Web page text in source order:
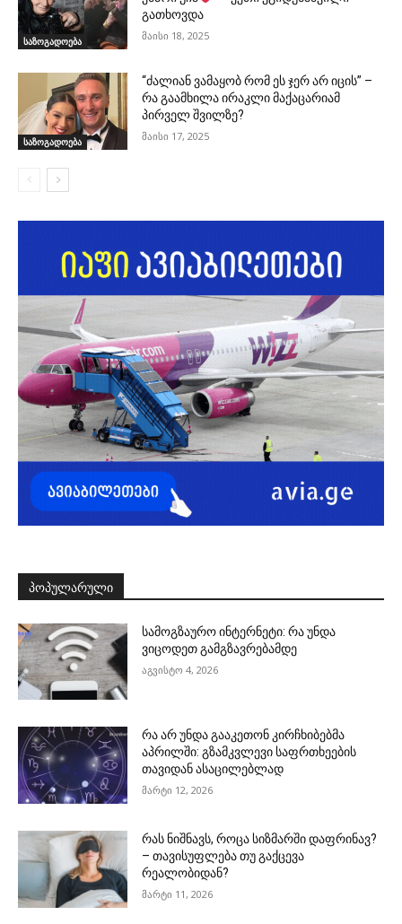
საზოგადოება
გათხოვდა
მაისი 18, 2025
საზოგადოება
“ძალიან ვამაყობ რომ ეს ჯერ არ იცის” –
რა გაამხილა ირაკლი მაქაცარიამ
პირველ შვილზე?
მაისი 17, 2025
ᲞᲝᲞᲣᲚᲐᲠᲣᲚᲘ
სამოგზაურო ინტერნეტი: რა უნდა
ვიცოდეთ გამგზავრებამდე
აგვისტო 4, 2026
რა არ უნდა გააკეთონ კირჩხიბებმა
აპრილში: გზამკვლევი საფრთხეების
თავიდან ასაცილებლად
მარტი 12, 2026
რას ნიშნავს, როცა სიზმარში დაფრინავ?
– თავისუფლება თუ გაქცევა
რეალობიდან?
მარტი 11, 2026